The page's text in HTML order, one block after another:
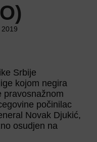
Srbije
kojom negira
pravosnažnom
počinilac
Novak Djukić,
osudjen na